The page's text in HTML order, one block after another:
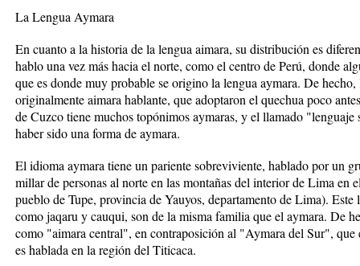
La Lengua Aymara
En cuanto a la historia de la lengua aimara, su distribución es
hablo una vez más hacia el norte, como el centro de Perú, donde
que es donde muy probable se origino la lengua aymara. De
originalmente aimara hablante, que adoptaron el quechua poco
de Cuzco tiene muchos topónimos aymaras, y el llamado "lenguaje
haber sido una forma de aymara.
El idioma aymara tiene un pariente sobreviviente, hablado por un
millar de personas al norte en las montañas del interior de Lima en
pueblo de Tupe, provincia de Yauyos, departamento de Lima). Este
como jaqaru y cauqui, son de la misma familia que el aymara. De
como "aimara central", en contraposición al "Aymara del Sur", que
es hablada en la región del Titicaca.